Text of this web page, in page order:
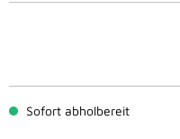
Sofort abholbereit